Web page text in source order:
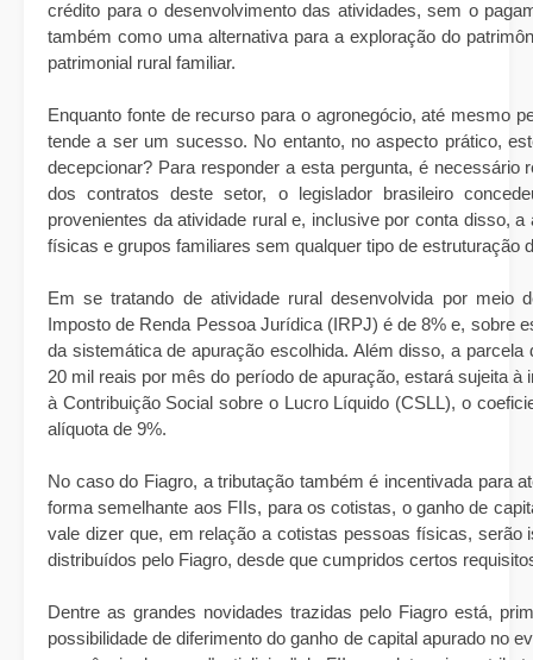
crédito para o desenvolvimento das atividades, sem o
também como uma alternativa para a exploração do
patrimonial rural familiar.
Enquanto fonte de recurso para o agronegócio, até mesmo
tende a ser um sucesso. No entanto, no aspecto prático,
decepcionar? Para responder a esta pergunta, é
dos contratos deste setor, o legislador brasileiro
provenientes da atividade rural e, inclusive por conta disso,
físicas e grupos familiares sem qualquer tipo de estruturação
Em se tratando de atividade rural desenvolvida por meio
Imposto de Renda Pessoa Jurídica (IRPJ) é de 8% e, sobre
da sistemática de apuração escolhida. Além disso, a
20 mil reais por mês do período de apuração, estará sujeita
à Contribuição Social sobre o Lucro Líquido (CSLL), o
alíquota de 9%.
No caso do Fiagro, a tributação também é incentivada para
forma semelhante aos FIIs, para os cotistas, o ganho de
vale dizer que, em relação a cotistas pessoas físicas,
distribuídos pelo Fiagro, desde que cumpridos certos
Dentre as grandes novidades trazidas pelo Fiagro está,
possibilidade de diferimento do ganho de capital apurado no